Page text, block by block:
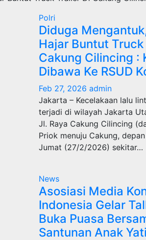
Polri
Diduga
Hajar Buntut
Cakung Cilincing :
Dibawa Ke RSUD
Feb 27, 2026 admin
Jakarta – Kecelakaan lalu
terjadi di wilayah Jakarta
Jl. Raya Cakung Cilincing
Priok menuju Cakung,
Jumat (27/2/2026) sekitar…
News
Asosiasi Media
Indonesia Gelar
Buka Puasa
Santunan Anak